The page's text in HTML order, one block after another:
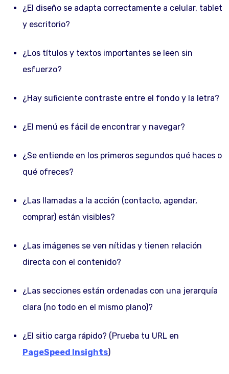
¿El diseño se adapta correctamente a celular, tablet
y escritorio?
¿Los títulos y textos importantes se leen sin
esfuerzo?
¿Hay suficiente contraste entre el fondo y la letra?
¿El menú es fácil de encontrar y navegar?
¿Se entiende en los primeros segundos qué haces o
qué ofreces?
¿Las llamadas a la acción (contacto, agendar,
comprar) están visibles?
¿Las imágenes se ven nítidas y tienen relación
directa con el contenido?
¿Las secciones están ordenadas con una jerarquía
clara (no todo en el mismo plano)?
¿El sitio carga rápido? (Prueba tu URL en
PageSpeed Insights)